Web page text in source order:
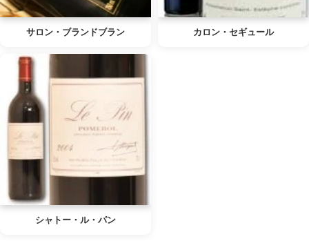
サロン・ブランドブラン カロン・セギュール
シャトー・ル・パン